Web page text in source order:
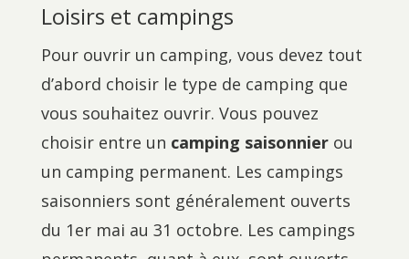
Loisirs et campings
Pour ouvrir un camping, vous devez tout
d’abord choisir le type de camping que
vous souhaitez ouvrir. Vous pouvez
choisir entre un camping saisonnierou
un camping permanent. Les campings
saisonniers sont généralement ouverts
du 1er mai au 31 octobre. Les campings